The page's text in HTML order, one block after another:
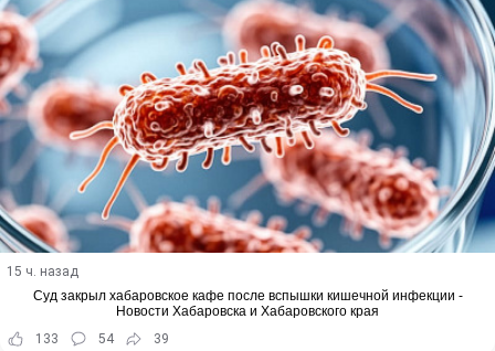
15 ч. назад
Суд закрыл хабаровское кафе после вспышки кишечной инфекции -
Новости Хабаровска и Хабаровского края
133
54 39